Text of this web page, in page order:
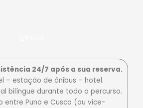
24/7 após a sua reserva.
– estação de ônibus – hotel.
bilíngue durante todo o percurso.
entre Puno e Cusco (ou vice-